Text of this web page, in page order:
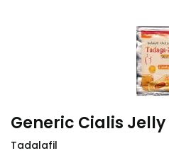
Generic Cialis Jelly
Tadalafil